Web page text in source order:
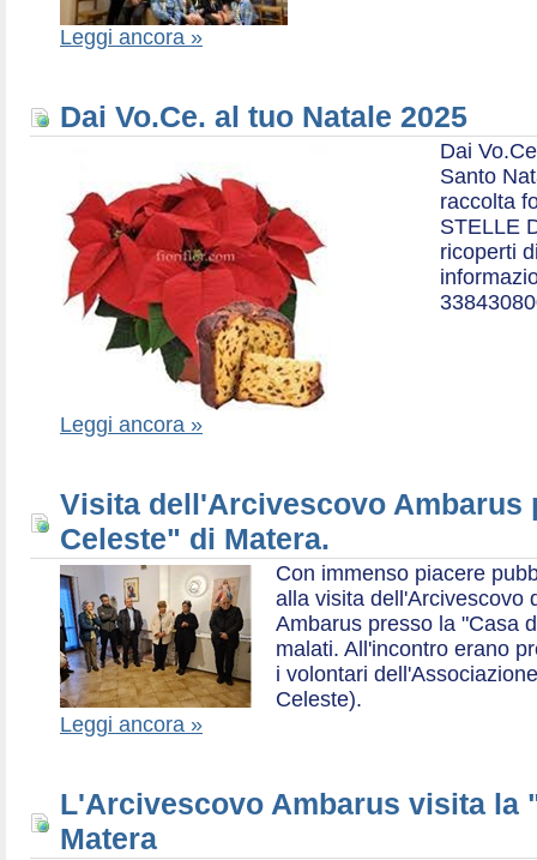
Leggi ancora »
Dai Vo.Ce. al tuo Natale 2025
Dai
Santo
raccolta
STELLE
ricoperti
Leggi ancora »
Visita dell'Arcivescovo Ambarus
Celeste" di Matera.
Con immenso piacere
alla visita dell'Arcivescovo
Ambarus presso la "Casa
malati. All'incontro erano
i volontari
Celeste).
Leggi ancora »
L'Arcivescovo Ambarus visita la
Matera